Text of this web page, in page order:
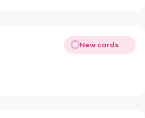
New cards